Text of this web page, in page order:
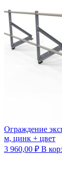
Ограждение
м, цинк + цвет
3 960,00 ₽ В